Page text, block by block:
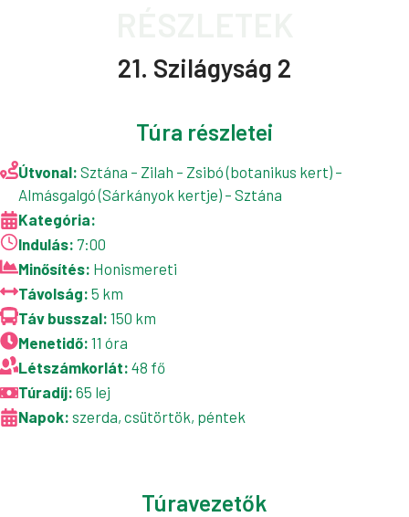
21. Szilágyság 2
Túra részletei
Útvonal: Sztána – Zilah – Zsibó (botanikus kert) –
Almásgalgó (Sárkányok kertje) – Sztána
Kategória:
Indulás: 7:00
Minősítés: Honismereti
Távolság: 5 km
Táv busszal: 150 km
Menetidő: 11 óra
Létszámkorlát: 48 fő
Túradíj: 65 lej
Napok: szerda, csütörtök, péntek
Túravezetők